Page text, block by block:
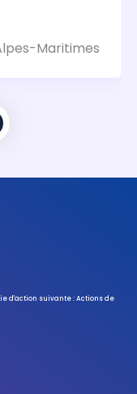
Maritimes
d'action suivante : Actions de